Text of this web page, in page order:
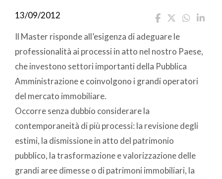
13/09/2012
Il Master risponde all’esigenza di adeguare le
professionalità ai processi in atto nel nostro Paese,
che investono settori importanti della Pubblica
Amministrazione e coinvolgono i grandi operatori
del mercato immobiliare.
Occorre senza dubbio considerare la
contemporaneità di più processi: la revisione degli
estimi, la dismissione in atto del patrimonio
pubblico, la trasformazione e valorizzazione delle
grandi aree dimesse o di patrimoni immobiliari, la